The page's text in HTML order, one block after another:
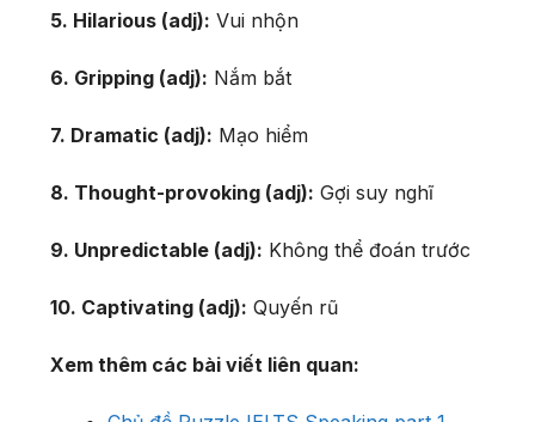
5. Hilarious (adj): Vui nhộn
6. Gripping (adj): Nắm bắt
7. Dramatic (adj): Mạo hiểm
8. Thought-provoking (adj): Gợi suy nghĩ
9. Unpredictable (adj): Không thể đoán trước
10. Captivating (adj): Quyến rũ
Xem thêm các bài viết liên quan: